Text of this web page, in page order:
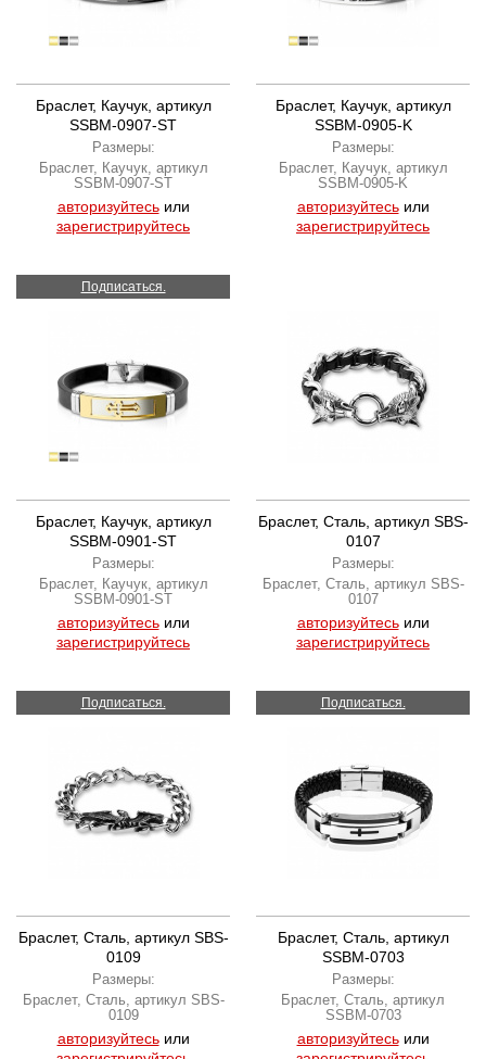
Браслет, Каучук, артикул
SSBM-0907-ST
Размеры:
Браслет, Каучук, артикул
SSBM-0907-ST
авторизуйтесьили
зарегистрируйтесь
Браслет, Каучук, артикул
SSBM-0905-K
Размеры:
Браслет, Каучук, артикул
SSBM-0905-K
авторизуйтесьили
зарегистрируйтесь
Подписаться.
Браслет, Каучук, артикул
SSBM-0901-ST
Размеры:
Браслет, Каучук, артикул
SSBM-0901-ST
авторизуйтесьили
зарегистрируйтесь
Браслет, Сталь, артикул SBS-
0107
Размеры:
Браслет, Сталь, артикул SBS-
0107
авторизуйтесьили
зарегистрируйтесь
Подписаться.
Браслет, Сталь, артикул SBS-
0109
Размеры:
Браслет, Сталь, артикул SBS-
0109
авторизуйтесьили
Подписаться.
Браслет, Сталь, артикул
SSBM-0703
Размеры:
Браслет, Сталь, артикул
SSBM-0703
авторизуйтесьили